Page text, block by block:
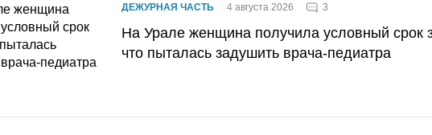
ДЕЖУРНАЯ ЧАСТЬ 4 августа 2026 3
На Урале женщина получила условный срок
что пыталась задушить врача-педиатра